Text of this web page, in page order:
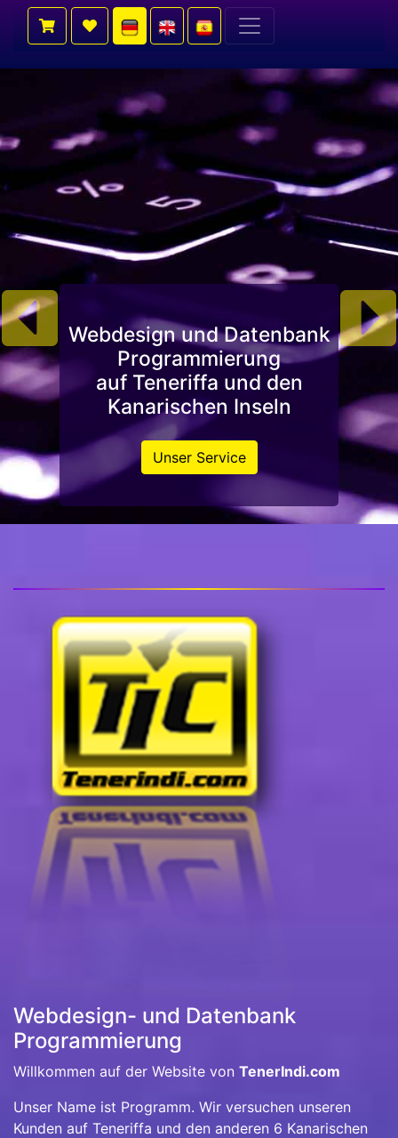
Webdesign und Datenbank
Programmierung
auf Teneriffa und den
Kanarischen Inseln
Unser Service
Previous Next
Webdesign- und Datenbank
Programmierung
Willkommen auf der Website von TenerIndi.com
Unser Name ist Programm. Wir versuchen unseren
Kunden auf Teneriffa und den anderen 6 Kanarischen